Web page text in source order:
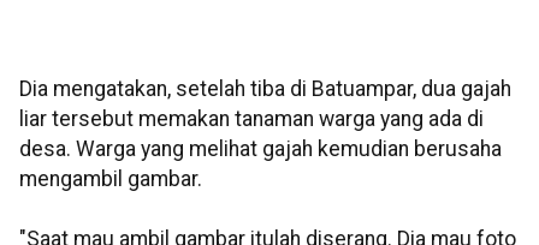
Dia mengatakan, setelah tiba di Batuampar, dua gajah
liar tersebut memakan tanaman warga yang ada di
desa. Warga yang melihat gajah kemudian berusaha
mengambil gambar.
"Saat mau ambil gambar itulah diserang. Dia mau foto